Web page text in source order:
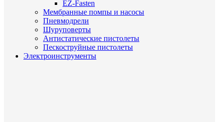
EZ-Fasten
Мембранные помпы и насосы
Пневмодрели
Шуруповерты
Антистатические пистолеты
Пескоструйные пистолеты
Электроинструменты